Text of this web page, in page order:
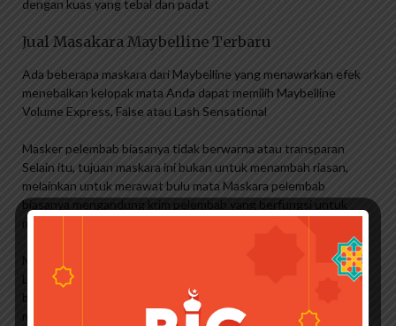
dengan kuas yang tebal dan padat
Jual Masakara Maybelline Terbaru
Ada beberapa maskara dari Maybelline yang menawarkan efek
menebalkan kelopak mata Anda dapat memilih Maybelline
Volume Express, False atau Lash Sensational
Masker pelembab biasanya tidak berwarna atau transparan
Selain itu, tujuan maskara ini bukan untuk menambah riasan,
melainkan untuk merawat bulu mata Maskara pelembab
biasanya mengandung krim pelembab yang berfungsi untuk
menguatkan dan menutrisi bulu mata.
Maybelline’s Hydrating Mascara adalah Lash Sensational
Luscious Waterproof Mascara. Masker pelembab mengandung
bahan pelembab seperti minyak jojoba Bagi Anda yang ingin
merawat mata, cobalah masker ini